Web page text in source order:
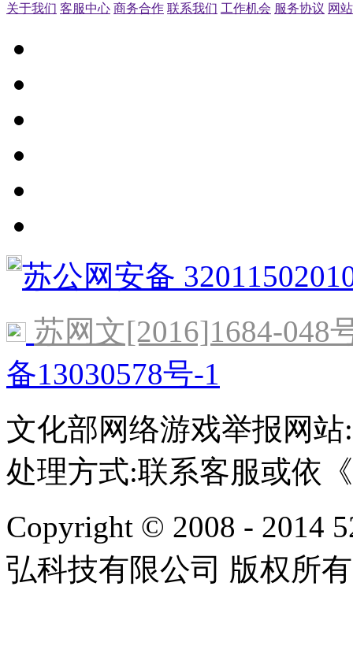
关于我们 客服中心 商务合作 联系我们 工作机会 服务协议 网
苏公网安备
苏网文[2016]1684-048
备13030578号-1
文化部网络游戏举报网站
处理方式:联系客服或依
Copyright © 2008 - 2014
弘科技有限公司 版权所有